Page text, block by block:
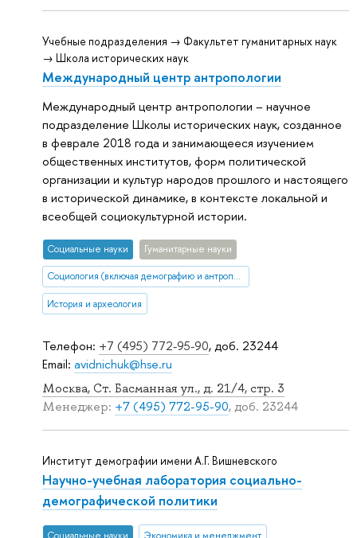
Телефон: +7 (495) 772-95-90, доб. 23244
Email: avidnichuk@hse.ru
Москва, Ст. Басманная ул., д. 21/4, стр. 3
Менеджер: +7 (495) 772-95-90, доб. 23244
Учебные подразделения → Факультет гуманитарных наук
→ Школа исторических наук
Международный центр антропологии
Международный центр антропологии – научное
подразделение Школы исторических наук, созданное
в феврале 2018 года и занимающееся изучением
общественных институтов, форм политической
организации и культур народов прошлого и настоящего
в исторической динамике, в контексте локальной и
всеобщей социокультурной истории.
Социальные науки Гуманитарные науки
Социология (включая демографию и антропологию)
История и археология
Институт демографии имени А.Г. Вишневского
Научно-учебная лаборатория социально-
демографической политики
Социальные науки Экономика и менеджмент